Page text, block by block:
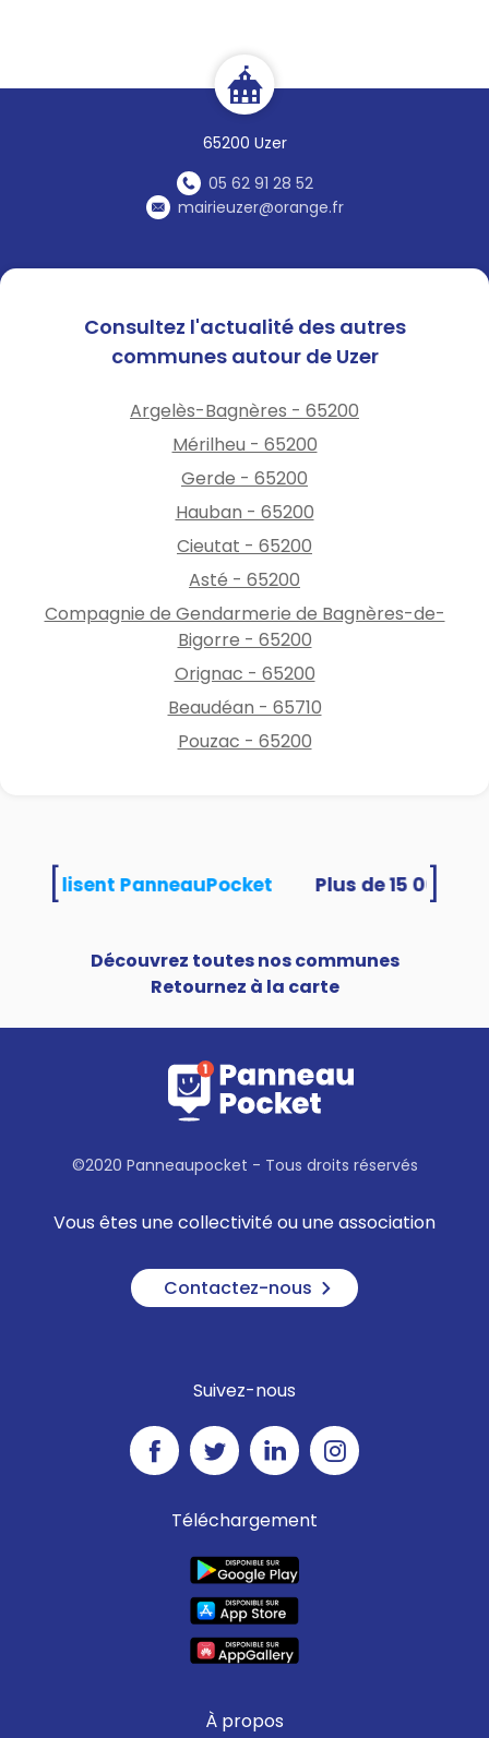
65200 Uzer
05 62 91 28 52
mairieuzer@orange.fr
Consultez l'actualité des autres
communes autour de Uzer
Argelès-Bagnères - 65200
Mérilheu - 65200
Gerde - 65200
Hauban - 65200
Cieutat - 65200
Asté - 65200
Compagnie de Gendarmerie de Bagnères-de-
Bigorre - 65200
Orignac - 65200
Beaudéan - 65710
Pouzac - 65200
utilisent PanneauPocket
Découvrez toutes nos communes
Retournez à la carte
©2020 Panneaupocket - Tous droits réservés
Vous êtes une collectivité ou une association
Contactez-nous
Suivez-nous
Téléchargement
À propos